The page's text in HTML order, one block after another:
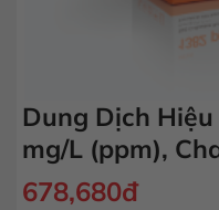
Dung Dịch
mg/L (ppm),
678,680đ